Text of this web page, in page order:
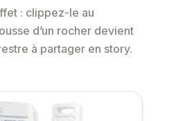
: clippez-le au
d’un rocher devient
à partager en story.